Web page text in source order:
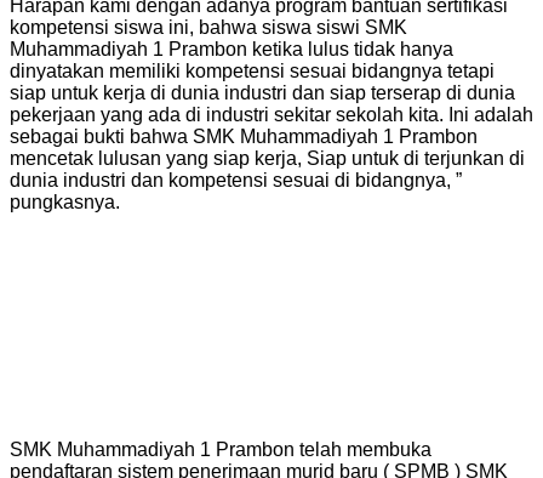
Harapan kami dengan adanya program bantuan sertifikasi
kompetensi siswa ini, bahwa siswa siswi SMK
Muhammadiyah 1 Prambon ketika lulus tidak hanya
dinyatakan memiliki kompetensi sesuai bidangnya tetapi
siap untuk kerja di dunia industri dan siap terserap di dunia
pekerjaan yang ada di industri sekitar sekolah kita. Ini adalah
sebagai bukti bahwa SMK Muhammadiyah 1 Prambon
mencetak lulusan yang siap kerja, Siap untuk di terjunkan di
dunia industri dan kompetensi sesuai di bidangnya, ”
pungkasnya.
SMK Muhammadiyah 1 Prambon telah membuka
pendaftaran sistem penerimaan murid baru ( SPMB ) SMK